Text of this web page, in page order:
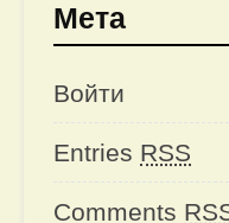
Мета
Войти
Entries RSS
Comments